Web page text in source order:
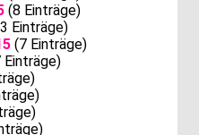
(8 Einträge)
Einträge)
(7 Einträge)
Einträge)